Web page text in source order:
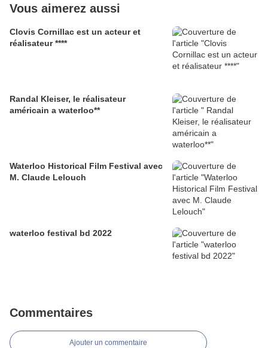
Vous aimerez aussi
Clovis Cornillac est un acteur et
réalisateur ****
Randal Kleiser, le réalisateur
américain a waterloo**
Waterloo Historical Film Festival avec
M. Claude Lelouch
waterloo festival bd 2022
Commentaires
Ajouter un commentaire